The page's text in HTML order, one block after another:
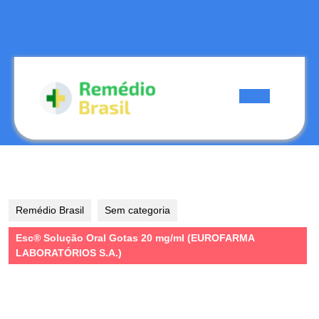
Remédio Brasil Sem categoria
Esc® Solução Oral Gotas 20 mg/ml (EUROFARMA
LABORATÓRIOS S.A.)